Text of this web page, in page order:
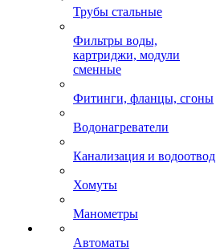
Трубы стальные
Фильтры воды,
картриджи, модули
сменные
Фитинги, фланцы, сгоны
Водонагреватели
Канализация и водоотвод
Хомуты
Манометры
Автоматы